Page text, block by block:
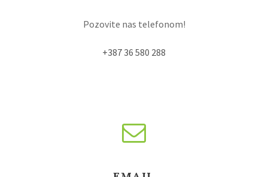
Pozovite nas telefonom!
+387 36 580 288